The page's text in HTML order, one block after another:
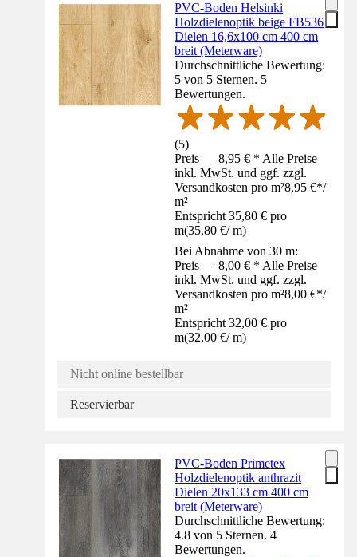
PVC-Boden Helsinki
Holzdielenoptik beige FB536
Dielen 16,6x100 cm 400 cm
breit (Meterware)
Durchschnittliche Bewertung:
5 von 5 Sternen. 5
Bewertungen.
(5)
Preis — 8,95 € * Alle Preise
inkl. MwSt. und ggf. zzgl.
Versandkosten pro m²8,95 €*/
m²
Entspricht 35,80 € pro
m(35,80 €/ m)
Bei Abnahme von 30 m:
Preis — 8,00 € * Alle Preise
inkl. MwSt. und ggf. zzgl.
Versandkosten pro m²8,00 €*/
m²
Entspricht 32,00 € pro
m(32,00 €/ m)
Nicht online bestellbar
Reservierbar
PVC-Boden Primetex
Holzdielenoptik anthrazit
Dielen 20x133 cm 400 cm
breit (Meterware)
Durchschnittliche Bewertung:
4.8 von 5 Sternen. 4
Bewertungen.